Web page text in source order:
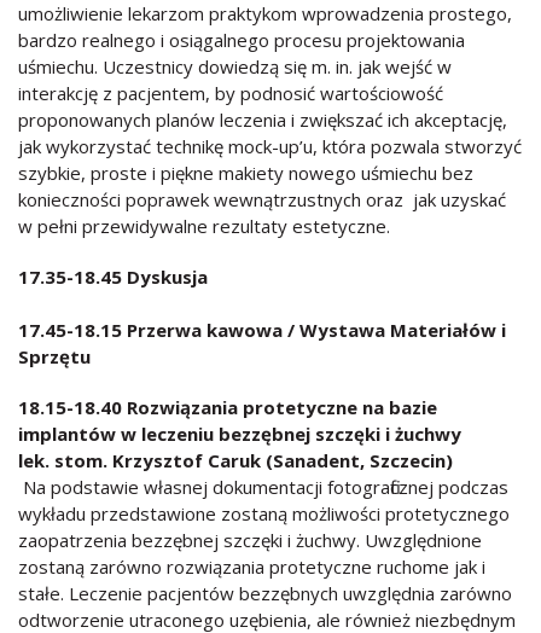
umożliwienie lekarzom praktykom wprowadzenia prostego,
bardzo realnego i osiągalnego procesu projektowania
uśmiechu. Uczestnicy dowiedzą się m. in. jak wejść w
interakcję z pacjentem, by podnosić wartościowość
proponowanych planów leczenia i zwiększać ich akceptację,
jak wykorzystać technikę mock-up’u, która pozwala stworzyć
szybkie, proste i piękne makiety nowego uśmiechu bez
konieczności poprawek wewnątrzustnych oraz jak uzyskać
w pełni przewidywalne rezultaty estetyczne.
17.35-18.45 Dyskusja
17.45-18.15 Przerwa kawowa / Wystawa Materiałów i
Sprzętu
18.15-18.40 Rozwiązania protetyczne na bazie
implantów w leczeniu bezzębnej szczęki i żuchwy
lek. stom. Krzysztof Caruk (Sanadent, Szczecin)
Na podstawie własnej dokumentacji fotograficznej podczas
wykładu przedstawione zostaną możliwości protetycznego
zaopatrzenia bezzębnej szczęki i żuchwy. Uwzględnione
zostaną zarówno rozwiązania protetyczne ruchome jak i
stałe. Leczenie pacjentów bezzębnych uwzględnia zarówno
odtworzenie utraconego uzębienia, ale również niezbędnym